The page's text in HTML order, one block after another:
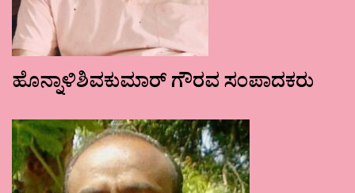
ಹೊನ್ನಾಳಿಶಿವಕುಮಾರ್ ಗೌರವ ಸಂಪಾದಕರು